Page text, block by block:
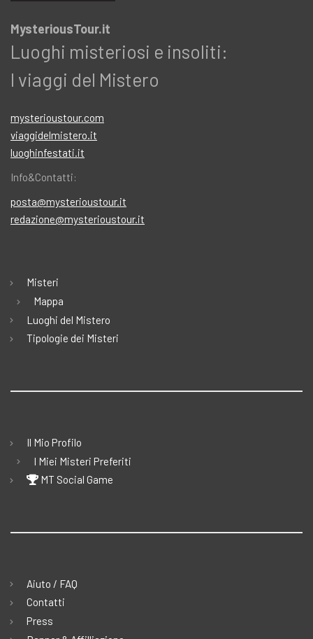
MysteriousTour.it
Luoghi misteriosi e insoliti:
I viaggi del Mistero
mysterioustour.com
viaggidelmistero.it
luoghinfestati.it
Info&Contatti:
posta@mysterioustour.it
redazione@mysterioustour.it
Misteri
Mappa
Luoghi del Mistero
Tipologie dei Misteri
Il Mio Profilo
I Miei Misteri Preferiti
MT Social Game
Aiuto / FAQ
Contatti
Press